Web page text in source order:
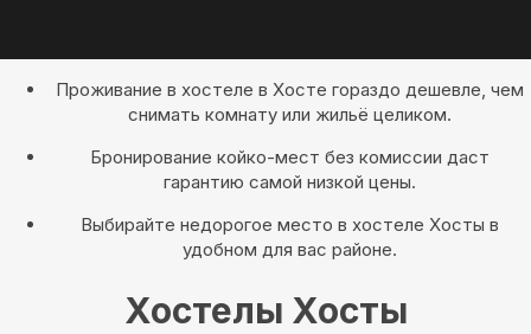
Проживание в хостеле в Хосте гораздо дешевле, чем
снимать комнату или жильё целиком.
Бронирование койко-мест без комиссии даст
гарантию самой низкой цены.
Выбирайте недорогое место в хостеле Хосты в
удобном для вас районе.
Хостелы Хосты